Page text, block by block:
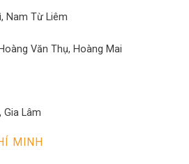
Nam Từ Liêm
Văn Thụ, Hoàng Mai
Gia Lâm
MINH